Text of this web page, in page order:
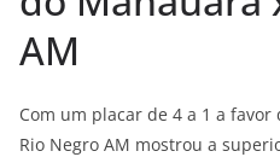
AM
Com um placar de 4 a 1 a
Rio Negro AM mostrou a